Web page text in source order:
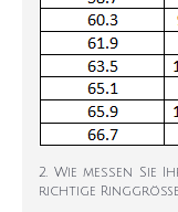
2. Wie messen Sie
richtige